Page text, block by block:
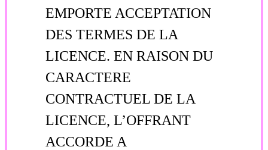
EMPORTE ACCEPTATION
DES TERMES DE LA
LICENCE. EN RAISON DU
CARACTERE
CONTRACTUEL DE LA
LICENCE, L’OFFRANT
ACCORDE A